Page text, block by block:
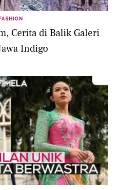
FASHION
Cerita di Balik Galeri
Indigo